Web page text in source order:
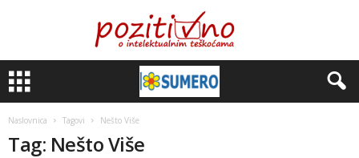
Naslovnica Tagovi Nešto Više
Tag: Nešto Više